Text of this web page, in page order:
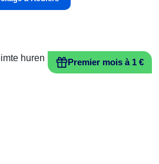
Premier mois à 1 €